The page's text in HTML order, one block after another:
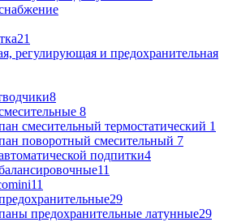
21
регулирующая и предохранительная
8
8
cмесительный термостатический 1
поворотный cмесительный 7
подпитки4
11
11
29
предохранительные латунные29